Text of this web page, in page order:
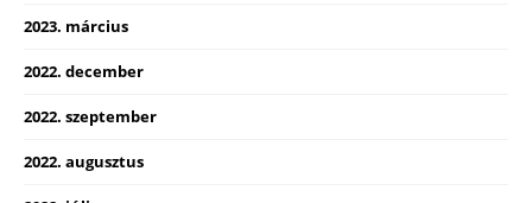
2023. március
2022. december
2022. szeptember
2022. augusztus